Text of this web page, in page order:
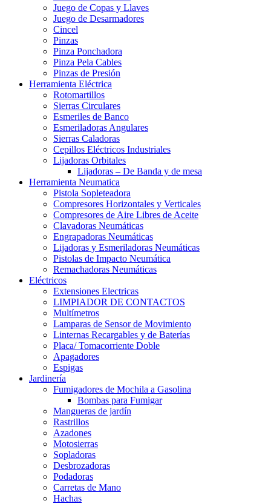
Juego de Copas y Llaves
Juego de Desarmadores
Cincel
Pinzas
Pinza Ponchadora
Pinza Pela Cables
Pinzas de Presión
Herramienta Eléctrica
Rotomartillos
Sierras Circulares
Esmeriles de Banco
Esmeriladoras Angulares
Sierras Caladoras
Cepillos Eléctricos Industriales
Lijadoras Orbitales
Lijadoras – De Banda y de mesa
Herramienta Neumatica
Pistola Sopleteadora
Compresores Horizontales y Verticales
Compresores de Aire Libres de Aceite
Clavadoras Neumáticas
Engrapadoras Neumáticas
Lijadoras y Esmeriladoras Neumáticas
Pistolas de Impacto Neumática
Remachadoras Neumáticas
Eléctricos
Extensiones Electricas
LIMPIADOR DE CONTACTOS
Multímetros
Lamparas de Sensor de Movimiento
Linternas Recargables y de Baterías
Placa/ Tomacorriente Doble
Apagadores
Espigas
Jardinería
Fumigadores de Mochila a Gasolina
Bombas para Fumigar
Mangueras de jardín
Rastrillos
Azadones
Motosierras
Sopladoras
Desbrozadoras
Podadoras
Carretas de Mano
Hachas